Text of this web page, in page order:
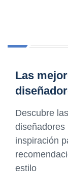
Las
Descubre
diseñadores
inspiración
estilo